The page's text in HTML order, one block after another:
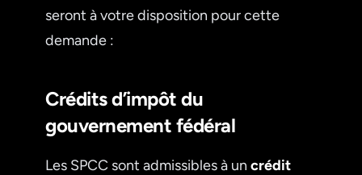
seront à votre disposition pour cette
demande :
Crédits d’impôt du
gouvernement fédéral
Les SPCC sont admissibles à un crédit